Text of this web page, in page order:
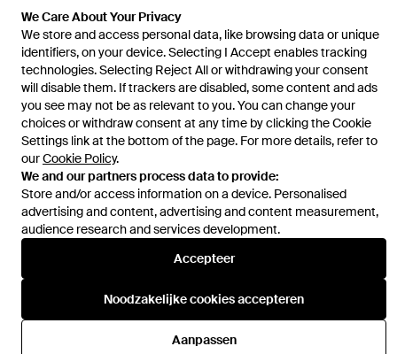
We Care About Your Privacy
We store and access personal data, like browsing data or unique
identifiers, on your device. Selecting I Accept enables tracking
technologies. Selecting Reject All or withdrawing your consent
will disable them. If trackers are disabled, some content and ads
you see may not be as relevant to you. You can change your
choices or withdraw consent at any time by clicking the Cookie
Settings link at the bottom of the page. For more details, refer to
ourCookie Policy.
We and our partners process data to provide:
Store and/or access information on a device. Personalised
advertising and content, advertising and content measurement,
audience research and services development.
Accepteer
Noodzakelijke cookies accepteren
Aanpassen
Hulp en informatie